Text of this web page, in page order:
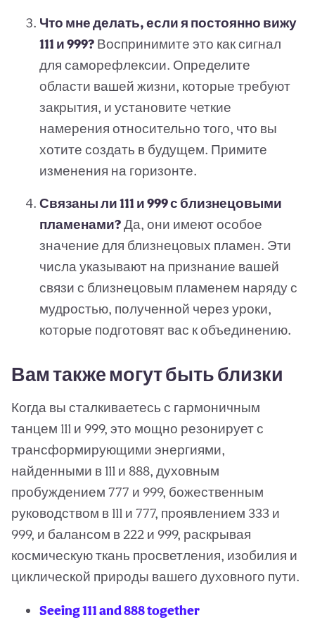
Что мне делать, если я постоянно вижу
111 и 999? Воспринимите это как сигнал
для саморефлексии. Определите
области вашей жизни, которые требуют
закрытия, и установите четкие
намерения относительно того, что вы
хотите создать в будущем. Примите
изменения на горизонте.
Связаны ли 111 и 999 с близнецовыми
пламенами?Да, они имеют особое
значение для близнецовых пламен. Эти
числа указывают на признание вашей
связи с близнецовым пламенем наряду с
мудростью, полученной через уроки,
которые подготовят вас к объединению.
Вам также могут быть близки
Когда вы сталкиваетесь с гармоничным
танцем 111 и 999, это мощно резонирует с
трансформирующими энергиями,
найденными в 111 и 888, духовным
пробуждением 777 и 999, божественным
руководством в 111 и 777, проявлением 333 и
999, и балансом в 222 и 999, раскрывая
космическую ткань просветления, изобилия и
циклической природы вашего духовного пути.
Seeing 111 and 888 together